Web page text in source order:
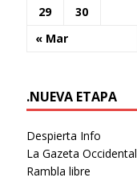
« Mar
29
30
.NUEVA ETAPA
Despierta Info
La Gazeta Occidental
Rambla libre